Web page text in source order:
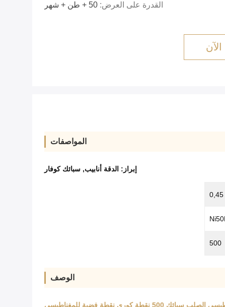
القدرة على العرض: 50 + طن + شهر
المواصفات
إبراز: الدقة أنابيب, سبائك كوفار
0,45
500
الوصف